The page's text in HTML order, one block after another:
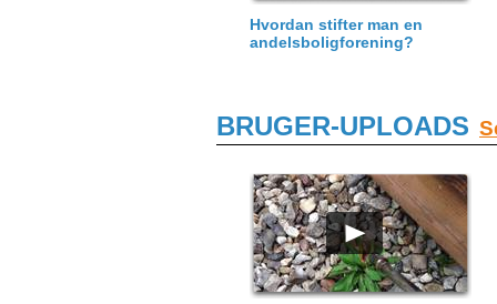
Hvordan stifter man en
andelsboligforening?
BRUGER-UPLOADS